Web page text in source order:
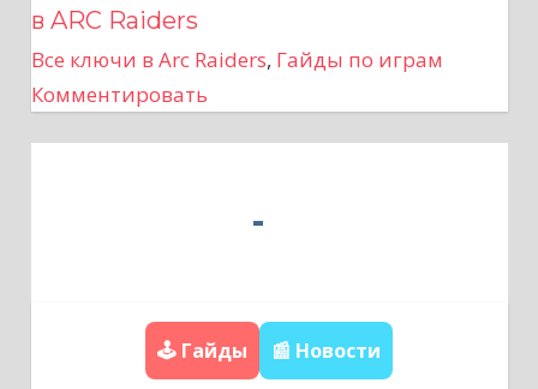
г
а
ц
в ARC Raiders
Все ключи в Arc Raiders, Гайды по играм
Комментировать
🕹️ Гайды 📰 Новости